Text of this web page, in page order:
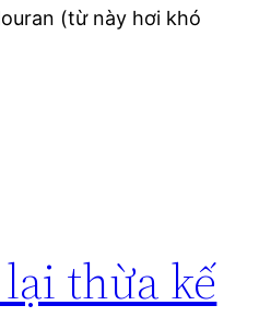
(từ này hơi khó
thừa kế